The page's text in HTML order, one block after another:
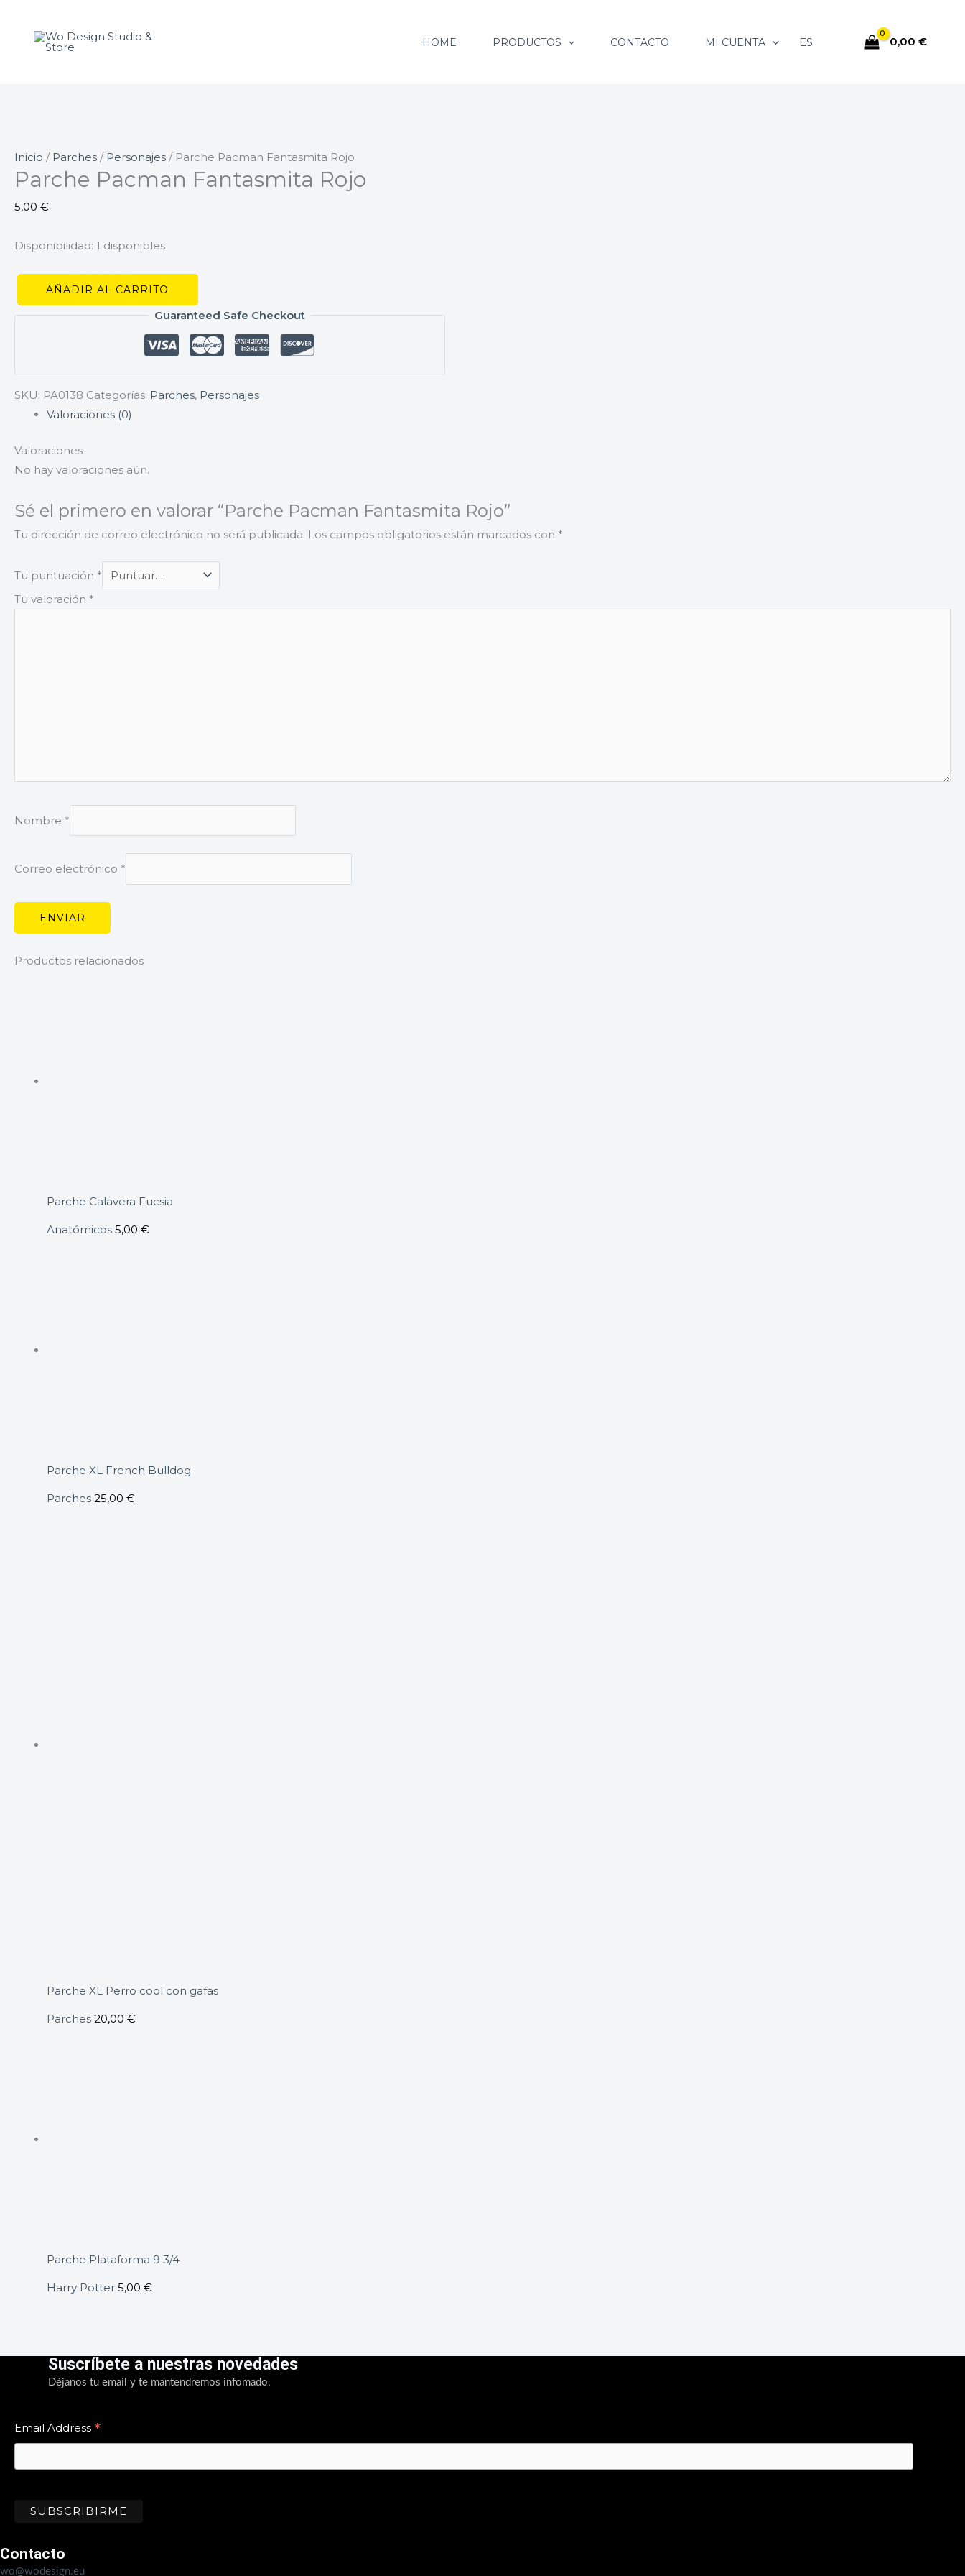
contenido
HOME PRODUCTOS CONTACTO MI CUENTA ES 0,00€
Inicio / Parches / Personajes / Parche Pacman Fantasmita Rojo
Parche Pacman Fantasmita Rojo
5,00 €
Disponibilidad: 1 disponibles
Pacman
Fantasmita
AÑADIR AL CARRITO
Guaranteed Safe Checkout
SKU: PA0138 Categorías: Parches, Personajes
Valoraciones (0)
Valoraciones
No hay valoraciones aún.
Sé el primero en valorar “Parche Pacman Fantasmita Rojo”
Tu dirección de correo electrónico no será publicada. Los campos obligatorios están marcados con *
Tu puntuación *
Tu valoración *
Nombre *
Correo electrónico *
Productos relacionados
Parche Calavera Fucsia
Anatómicos 5,00 €
Parche XL French Bulldog
Parches 25,00 €
Parche XL Perro cool con gafas
Parches 20,00 €
Parche Plataforma 9 3/4
Harry Potter 5,00 €
Suscríbete a nuestras novedades
Déjanos tu email y te mantendremos infomado.
Email Address *
Contacto
wo@wodesign.eu